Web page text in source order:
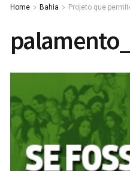
Home Bahia Projeto que